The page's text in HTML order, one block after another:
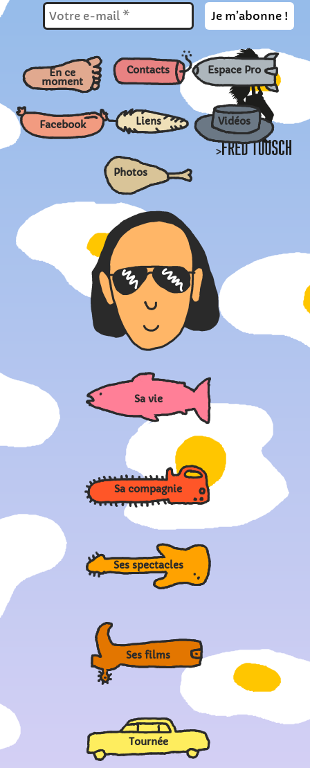
>
En ce
moment
Contacts Espace Pro
Facebook Liens Vidéos
Photos
Sa vie
Sa compagnie
Ses spectacles
Ses films
Tournée